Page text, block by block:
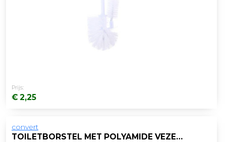
Prijs:
€ 2,25
convert
TOILETBORSTEL MET POLYAMIDE VEZELS WIT